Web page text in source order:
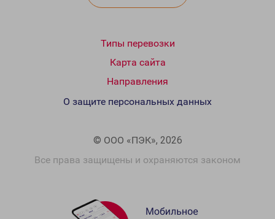
Типы перевозки
Карта сайта
Направления
© ООО «ПЭК», 2026
Все права защищены и охраняются законом
О защите персональных данных